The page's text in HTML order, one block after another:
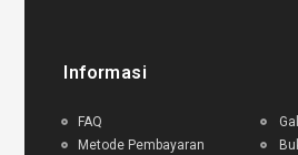
Informasi
FAQ
Metode Pembayaran